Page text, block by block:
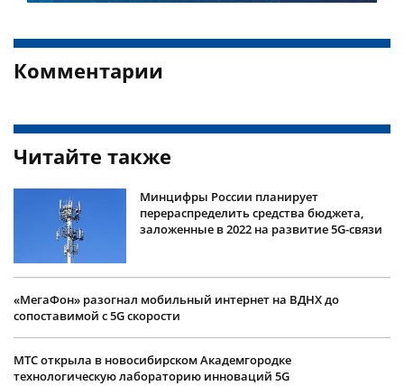
Комментарии
Читайте также
Минцифры России планирует
перераспределить средства бюджета,
заложенные в 2022 на развитие 5G-связи
«МегаФон» разогнал мобильный интернет на ВДНХ до
сопоставимой с 5G скорости
МТС открыла в новосибирском Академгородке
технологическую лабораторию инноваций 5G